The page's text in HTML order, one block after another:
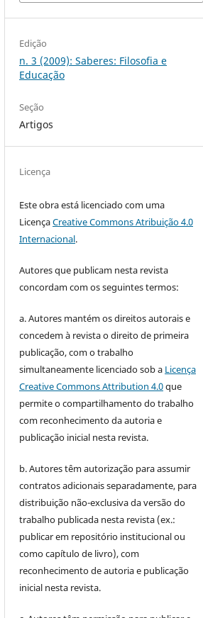
Edição
n. 3 (2009): Saberes: Filosofia e
Educação
Seção
Artigos
Licença
Este obra está licenciado com uma
LicençaCreative Commons Atribuição 4.0
Internacional.
Autores que publicam nesta revista
concordam com os seguintes termos:
a. Autores mantém os direitos autorais e
concedem à revista o direito de primeira
publicação, com o trabalho
simultaneamente licenciado sob a Licença
Creative Commons Attribution 4.0que
permite o compartilhamento do trabalho
com reconhecimento da autoria e
publicação inicial nesta revista.
b. Autores têm autorização para assumir
contratos adicionais separadamente, para
distribuição não-exclusiva da versão do
trabalho publicada nesta revista (ex.:
publicar em repositório institucional ou
como capítulo de livro), com
reconhecimento de autoria e publicação
inicial nesta revista.